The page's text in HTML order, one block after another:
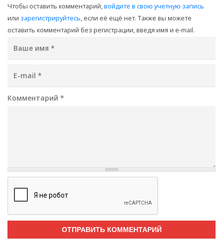
Чтобы оставить комментарий, войдите в свою учетную запись
или зарегистрируйтесь , если её ещё нет. Также вы можете
оставить комментарий без регистрации, введя имя и e-mail.
Комментарий *